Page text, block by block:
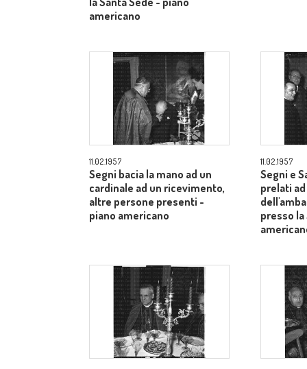
americano
11.02.1957
Segni bacia la mano ad un
cardinale ad un ricevimento,
altre persone presenti -
piano americano
11.02.1957
Segni e
prelati
presso la